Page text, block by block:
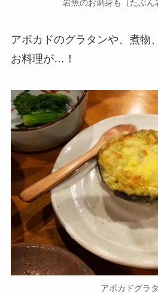
岩魚のお刺身も（たぶん
アボカドのグラタンや、煮物
お料理が…！
アボカドグラ